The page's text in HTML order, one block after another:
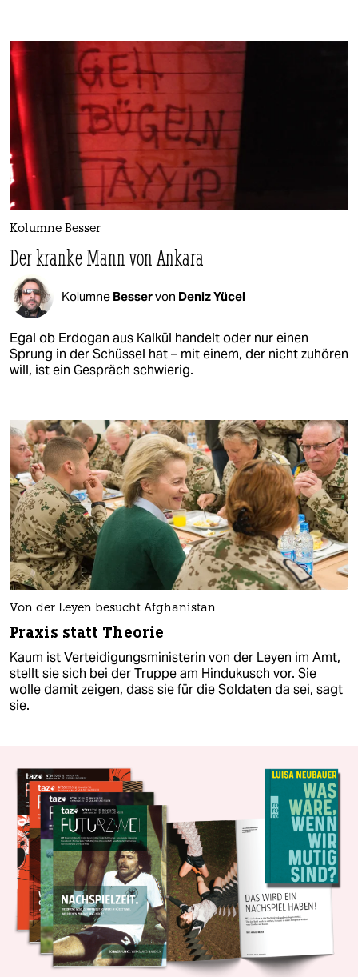
Kolumne Besser
Der kranke Mann von Ankara
Kolumne Besservon Deniz Yücel
Egal ob Erdogan aus Kalkül handelt oder nur einen
Sprung in der Schüssel hat – mit einem, der nicht zuhören
will, ist ein Gespräch schwierig.
Von der Leyen besucht Afghanistan
Praxis statt Theorie
Kaum ist Verteidigungsministerin von der Leyen im Amt,
stellt sie sich bei der Truppe am Hindukusch vor. Sie
wolle damit zeigen, dass sie für die Soldaten da sei, sagt
sie.